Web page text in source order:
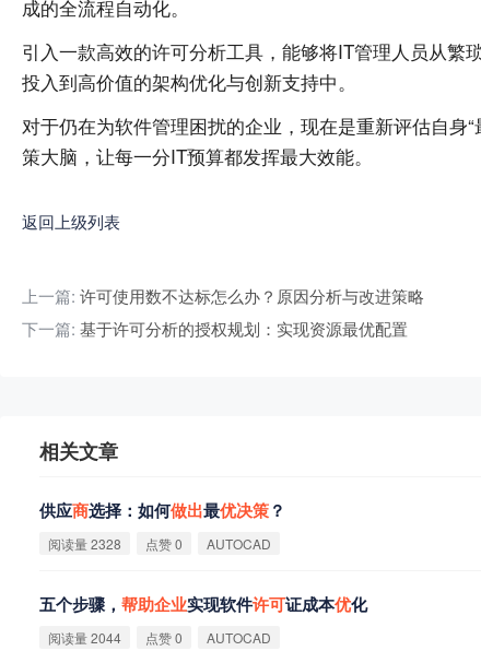
成的全流程自动化。
引入一款高效的许可分析工具，能够将IT管理人员从繁
投入到高价值的架构优化与创新支持中。
对于仍在为软件管理困扰的企业，现在是重新评估自身
策大脑，让每一分IT预算都发挥最大效能。
返回上级列表
上一篇: 许可使用数不达标怎么办？原因分析与改进策略
下一篇: 基于许可分析的授权规划：实现资源最优配置
相关文章
供应商选择：如何做出最优决策？
阅读量 2328 点赞 0 AUTOCAD
五个步骤， 帮助企业实现软件许可证成本优化
阅读量 2044 点赞 0 AUTOCAD